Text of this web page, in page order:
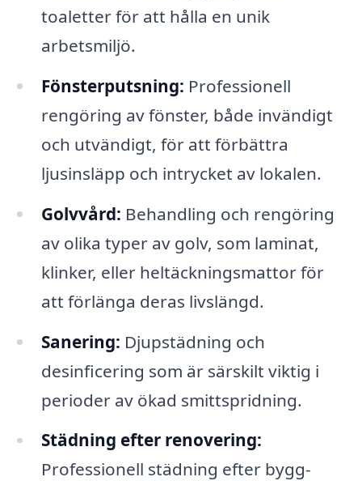
toaletter för att hålla en unik
arbetsmiljö.
Fönsterputsning: Professionell
rengöring av fönster, både invändigt
och utvändigt, för att förbättra
ljusinsläpp och intrycket av lokalen.
Golvvård: Behandling och rengöring
av olika typer av golv, som laminat,
klinker, eller heltäckningsmattor för
att förlänga deras livslängd.
Sanering: Djupstädning och
desinficering som är särskilt viktig i
perioder av ökad smittspridning.
Städning efter renovering:
Professionell städning efter bygg-